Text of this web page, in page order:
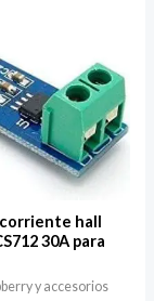
hall
30A para
y accesorios